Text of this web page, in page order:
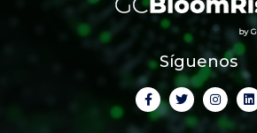
Síguenos